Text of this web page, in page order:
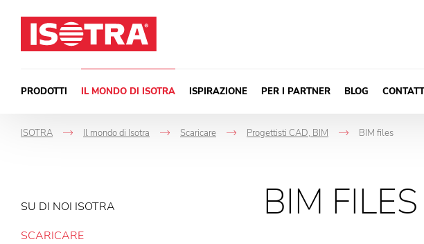
PRODOTTI IL MONDO DI ISOTRA ISPIRAZIONE PER I PARTNER BLOG
ISOTRA
->
Il mondo di Isotra
->
Scaricare
->
Progettisti CAD, BIM BIM files
SU DI NOI ISOTRA
SCARICARE
BIM FILES